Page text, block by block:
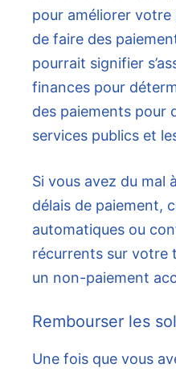
pour améliorer
de faire des
pourrait signifier
finances pour
des paiements pour
services publics et
Si vous avez du mal
délais de paiement,
automatiques ou
récurrents sur votre
un non-paiement
Rembourser les
Une fois que vous